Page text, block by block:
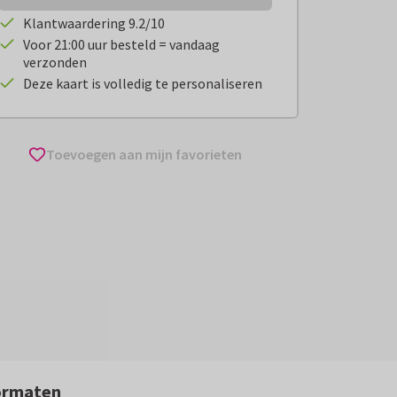
Klantwaardering 9.2/10
Voor 21:00 uur besteld = vandaag
verzonden
Deze kaart is volledig te personaliseren
Toevoegen aan mijn favorieten